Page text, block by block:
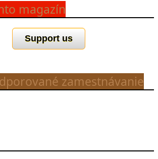
magazín
Support us
zamestnávanie